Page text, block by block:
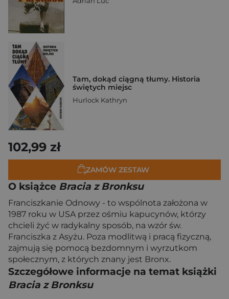
Tam, dokąd ciągną tłumy. Historia
świętych miejsc
Hurlock Kathryn
102,99 zł
ZAMÓW ZESTAW
O książce Bracia z Bronksu
Franciszkanie Odnowy - to wspólnota założona w
1987 roku w USA przez ośmiu kapucynów, którzy
chcieli żyć w radykalny sposób, na wzór św.
Franciszka z Asyżu. Poza modlitwą i pracą fizyczną,
zajmują się pomocą bezdomnym i wyrzutkom
społecznym, z których znany jest Bronx.
Szczegółowe informacje na temat książki
Bracia z Bronksu